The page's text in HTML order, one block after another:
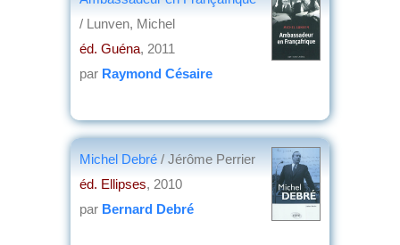
/ Lunven, Michel
éd. Guéna, 2011
par Raymond Césaire
Michel Debré / Jérôme Perrier
éd. Ellipses, 2010
par Bernard Debré